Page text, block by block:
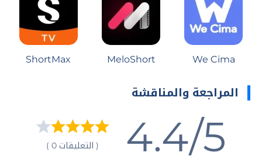
We Cima
MeloShort
ShortMax
المراجعة والمناقشة
4.4/5 ( التعليقات 0 )